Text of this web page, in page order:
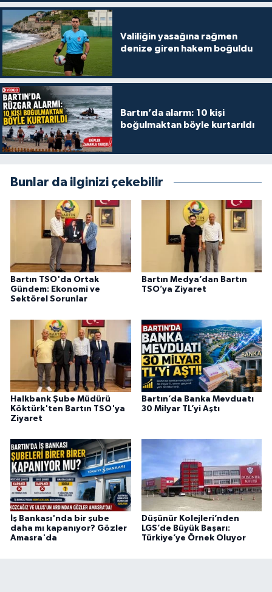
Valiliğin yasağına rağmen
denize giren hakem boğuldu
Bartın’da alarm: 10 kişi
boğulmaktan böyle kurtarıldı
Bunlar da ilginizi çekebilir
Bartın TSO'da Ortak
Gündem: Ekonomi ve
Sektörel Sorunlar
Bartın Medya’dan Bartın
TSO’ya Ziyaret
Halkbank Şube Müdürü
Köktürk'ten Bartın TSO'ya
Ziyaret
Bartın’da Banka Mevduatı
30 Milyar TL’yi Aştı
İş Bankası'nda bir şube
daha mı kapanıyor? Gözler
Amasra'da
Düşünür Kolejleri’nden
LGS’de Büyük Başarı:
Türkiye’ye Örnek Oluyor